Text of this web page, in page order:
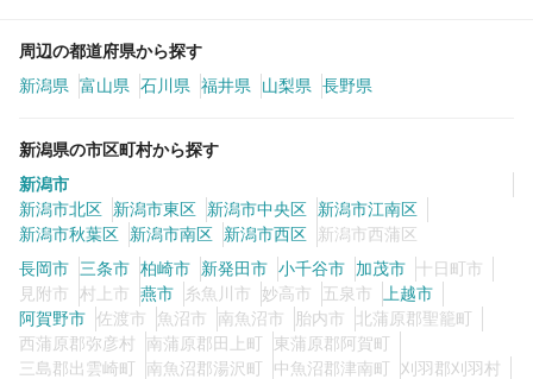
周辺の都道府県から探す
新潟県
富山県 石川県 福井県 山梨県 長野県
新潟県の市区町村から探す
新潟市
新潟市北区
新潟市東区 新潟市中央区
新潟市江南区
新潟市秋葉区
新潟市南区 新潟市西区
新潟市西蒲区
長岡市
三条市 柏崎市 新発田市 小千谷市 加茂市
十日町市
見附市
村上市 燕市 糸魚川市 妙高市 五泉市
上越市
阿賀野市
佐渡市 魚沼市 南魚沼市 胎内市
北蒲原郡聖籠町
西蒲原郡弥彦村
南蒲原郡田上町
東蒲原郡阿賀町
三島郡出雲崎町
南魚沼郡湯沢町 中魚沼郡津南町
刈羽郡刈羽村